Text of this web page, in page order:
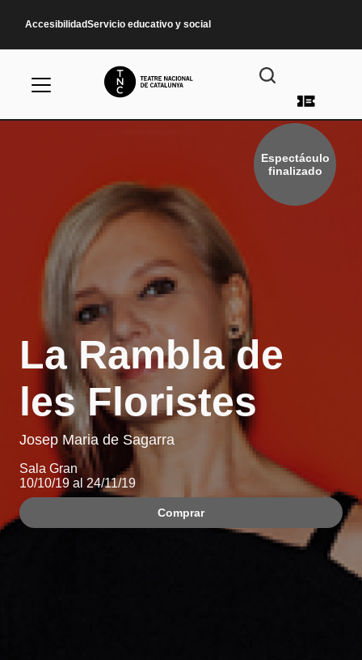
AccesibilidadServicio educativo y social
Menú
Espectáculo
finalizado
La Rambla de
les Floristes
Josep Maria de Sagarra
Sala Gran
10/10/19 al 24/11/19
Comprar